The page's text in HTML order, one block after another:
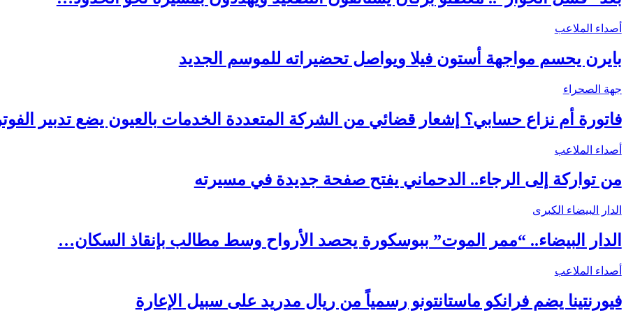
أصداء الملاعب
بايرن يحسم مواجهة أستون فيلا ويواصل تحضيراته للموسم الجديد
جهة الصحراء
فاتورة أم نزاع حسابي؟ إشعار قضائي من الشركة المتعددة الخدمات بالعيون يضع تدبير
أصداء الملاعب
من تواركة إلى الرجاء.. الدحماني يفتح صفحة جديدة في مسيرته
الدار البيضاء الكبرى
الدار البيضاء.. “ممر الموت” ببوسكورة يحصد الأرواح وسط مطالب بإنقاذ السكان…
أصداء الملاعب
فيورنتينا يضم فرانكو ماستانتونو رسمياً من ريال مدريد على سبيل الإعارة